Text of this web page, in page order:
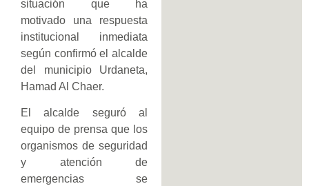
situación que ha
motivado una respuesta
institucional inmediata
según confirmó el alcalde
del municipio Urdaneta,
Hamad Al Chaer.
El alcalde seguró al
equipo de prensa que los
organismos de seguridad
y atención de
emergencias se